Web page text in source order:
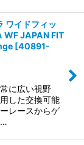
ワイドフィッ
WF JAPAN FIT
[40891-
に広い視野
した交換可能
レースからゲ
…